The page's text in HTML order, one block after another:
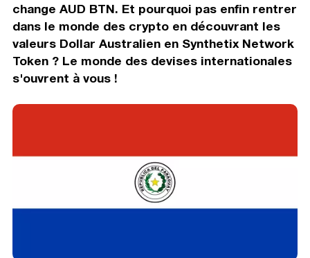
change AUD BTN. Et pourquoi pas enfin rentrer
dans le monde des crypto en découvrant les
valeurs Dollar Australien en Synthetix Network
Token ? Le monde des devises internationales
s'ouvrent à vous !